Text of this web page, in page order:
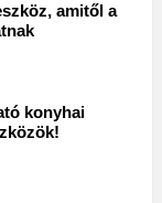
amitől a
konyhai